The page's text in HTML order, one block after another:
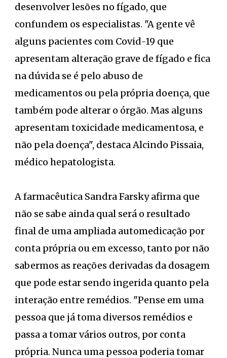
desenvolver lesões no fígado, que
confundem os especialistas. "A gente vê
alguns pacientes com Covid-19 que
apresentam alteração grave de fígado e fica
na dúvida se é pelo abuso de
medicamentos ou pela própria doença, que
também pode alterar o órgão. Mas alguns
apresentam toxicidade medicamentosa, e
não pela doença", destaca Alcindo Pissaia,
médico hepatologista.
A farmacêutica Sandra Farsky afirma que
não se sabe ainda qual será o resultado
final de uma ampliada automedicação por
conta própria ou em excesso, tanto por não
sabermos as reações derivadas da dosagem
que pode estar sendo ingerida quanto pela
interação entre remédios. "Pense em uma
pessoa que já toma diversos remédios e
passa a tomar vários outros, por conta
própria. Nunca uma pessoa poderia tomar